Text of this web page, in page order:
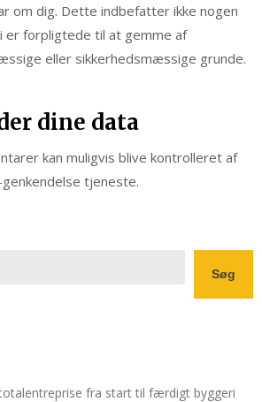
om dig. Dette indbefatter ikke nogen
er forpligtede til at gemme af
eller sikkerhedsmæssige grunde.
dine data
kan muligvis blive kontrolleret af
tjeneste.
Søg
fra start til færdigt byggeri